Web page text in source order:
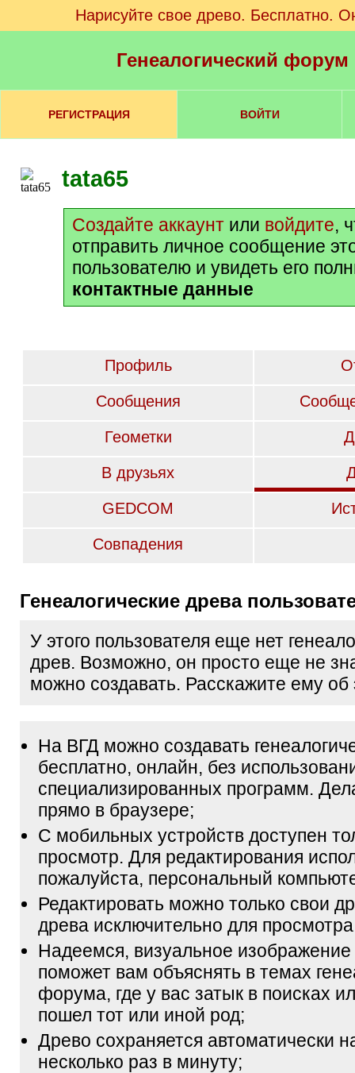
Нарисуйте свое древо. Бесплатно.
Генеалогический
РЕГИСТРАЦИЯ ВОЙТИ
tata65
Создайте аккаунт или войдите,
отправить личное сообщение
пользователю и увидеть его
контактные данные
Профиль
Сообщения
Геометки
В друзьях
GEDCOM
Совпадения
Генеалогические древа
У этого пользователя еще нет
древ. Возможно, он просто еще не
можно создавать. Расскажите ему об
На ВГД можно создавать
бесплатно, онлайн, без
специализированных программ.
прямо в браузере;
С мобильных устройств доступен
просмотр. Для редактирования
пожалуйста, персональный
Редактировать можно только свои
древа исключительно для
Надеемся, визуальное
поможет вам объяснять в темах
форума, где у вас затык в поисках
пошел тот или иной род;
Древо сохраняется автоматически
несколько раз в минуту;